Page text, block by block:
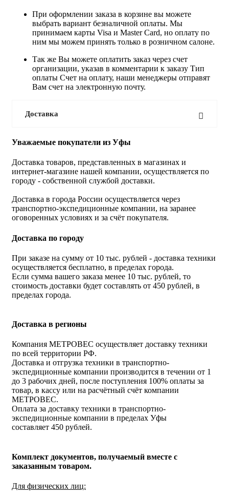
При оформлении заказа в корзине вы можете
выбрать вариант безналичной оплаты. Мы
принимаем карты Visa и Master Card, но оплату по
ним мы можем принять только в розничном салоне.
Так же Вы можете оплатить заказ через счет
организации, указав в комментарии к заказу Тип
оплаты Счет на оплату, наши менеджеры отправят
Вам счет на электронную почту.
Доставка
Уважаемые покупатели из Уфы
Доставка товаров, представленных в магазинах и
интернет-магазине нашей компании, осуществляется по
городу - собственной службой доставки.
Доставка в города России осуществляется через
транспортно-экспедиционные компании, на заранее
оговоренных условиях и за счёт покупателя.
Доставка по городу
При заказе на сумму от 10 тыс. рублей - доставка техники
осуществляется бесплатно, в пределах города.
Если сумма вашего заказа менее 10 тыс. рублей, то
стоимость доставки будет составлять от 450 рублей, в
пределах города.
Доставка в регионы
Компания МЕТРОВЕС осуществляет доставку техники
по всей территории РФ.
Доставка и отгрузка техники в транспортно-
экспедиционные компании производится в течении от 1
до 3 рабочих дней, после поступления 100% оплаты за
товар, в кассу или на расчётный счёт компании
МЕТРОВЕС.
Оплата за доставку техники в транспортно-
экспедиционные компании в пределах Уфы
составляет 450 рублей.
Комплект документов, получаемый вместе с
заказанным товаром.
Для физических лиц: